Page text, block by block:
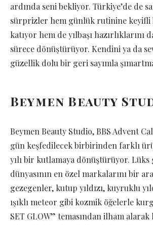
ardında seni bekliyor. Türkiye’de de
sürprizler hem günlük rutinine keyifli
katıyor hem de yılbaşı hazırlıklarını
sürece dönüştürüyor. Kendini ya da
güzellik dolu bir geri sayımla
Beymen Beauty
Beymen Beauty Studio, BBS Advent
gün keşfedilecek birbirinden farklı
yılı bir kutlamaya dönüştürüyor.
dünyasının en özel markalarını bir
gezegenler, kutup yıldızı, kuyruklu
ışıklı meteor gibi kozmik öğelerle
SET GLOW” temasından ilham alarak